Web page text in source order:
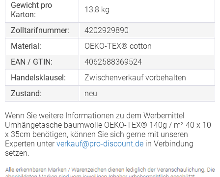
Gewicht pro
Karton:
13,8 kg
Zolltarifnummer:
4202929890
Material:
OEKO-TEX® cotton
EAN / GTIN:
4062588369524
Handelsklausel:
Zwischenverkauf vorbehalten
Zustand:
neu
Wenn Sie weitere Informationen zu dem Werbemittel
Umhängetasche baumwolle OEKO-TEX® 140g / m² 40 x 10
x 35cm benötigen, können Sie sich gerne mit unseren
Experten unterverkauf@pro-discount.de in Verbindung
setzen.